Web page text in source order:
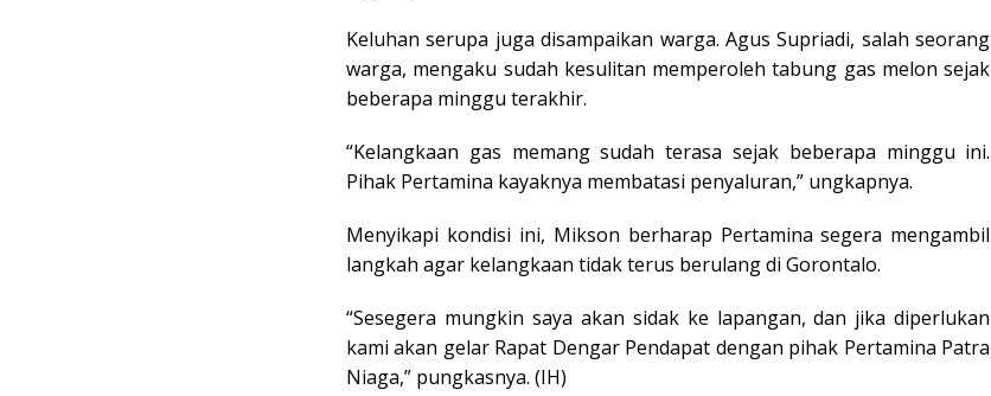
Keluhan serupa juga disampaikan warga. Agus Supriadi, salah seorang
warga, mengaku sudah kesulitan memperoleh tabung gas melon sejak
beberapa minggu terakhir.
“Kelangkaan gas memang sudah terasa sejak beberapa minggu ini.
Pihak Pertamina kayaknya membatasi penyaluran,” ungkapnya.
Menyikapi kondisi ini, Mikson berharap Pertamina segera mengambil
langkah agar kelangkaan tidak terus berulang di Gorontalo.
“Sesegera mungkin saya akan sidak ke lapangan, dan jika diperlukan
kami akan gelar Rapat Dengar Pendapat dengan pihak Pertamina Patra
Niaga,” pungkasnya. (IH)